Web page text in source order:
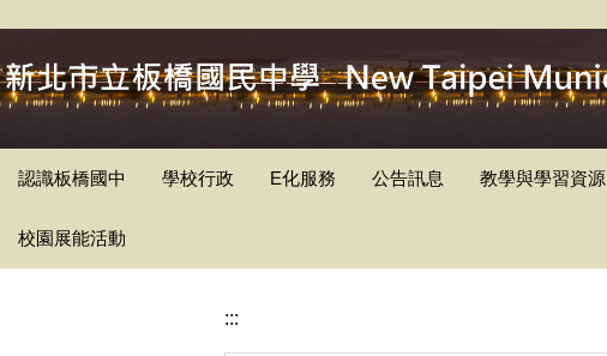
主
要
區
認識板橋國中 學校行政 E化服務 公告訊息 教學與學習資源
校園展能活動
:::